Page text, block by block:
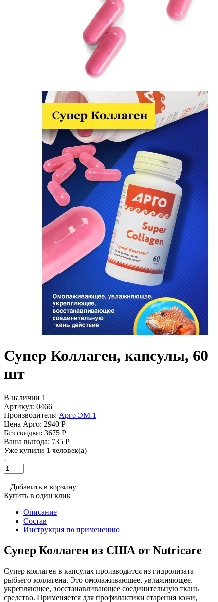
Супер Коллаген, капсулы, 60
шт
В наличии 1
Артикул: 0466
Производитель: Арго ЭМ-1
Цена Арго: 2940 Р
Без скидки: 3675 Р
Ваша выгода: 735 Р
Уже купили 1 человек(а)
-
+
+ Добавить в корзину
Купить в один клик
Описание
Состав
Инструкция по применению
Супер Коллаген из США от Nutricare
Супер коллаген в капсулах производится из гидролизата
рыбьего коллагена. Это омолаживающее, увлажняющее,
укрепляющее, восстанавливающее соединительную ткань
средство. Применяется для профилактики старения кожи,